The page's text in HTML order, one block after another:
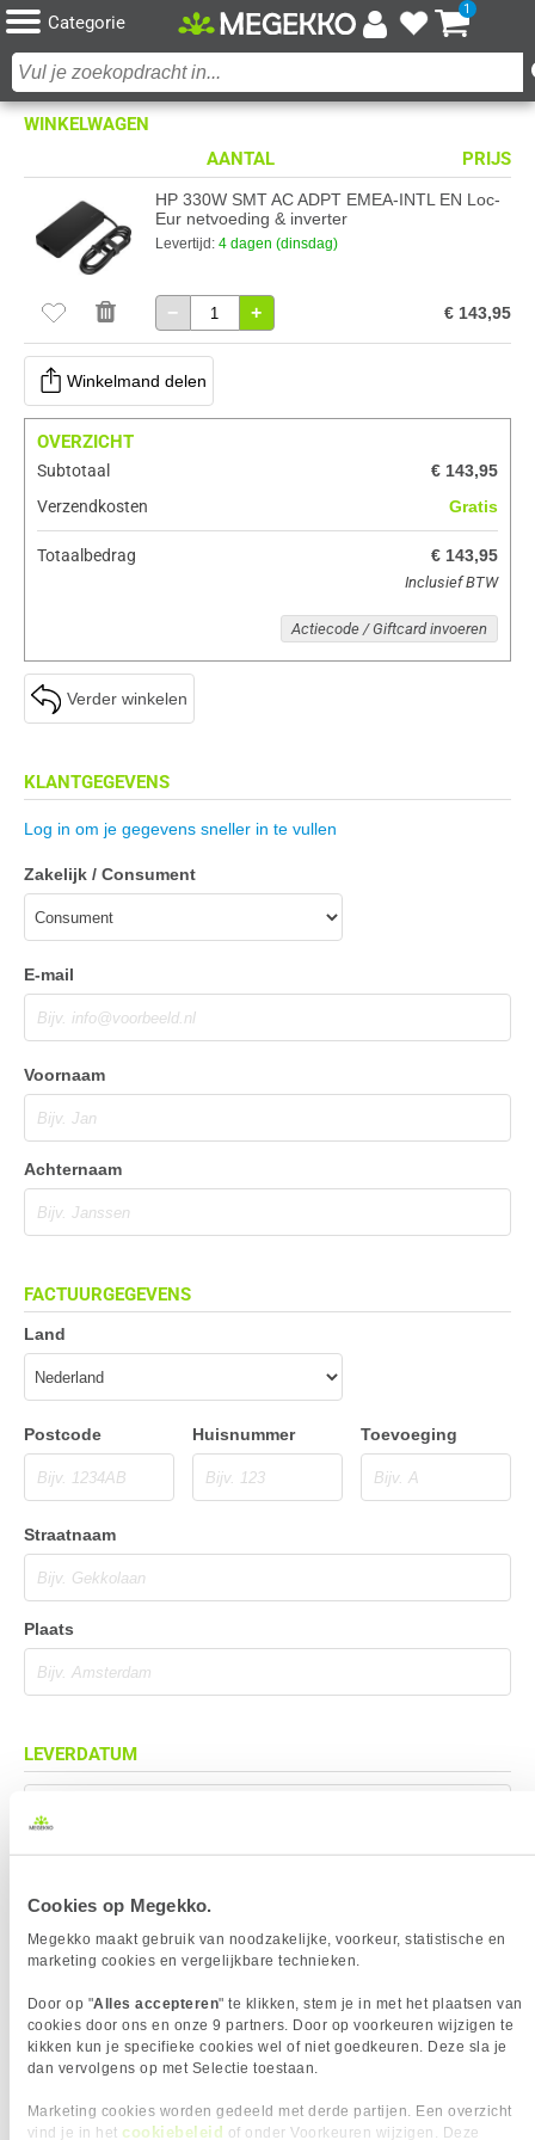
Cookies op Megekko.
Megekko maakt gebruik van noodzakelijke, voorkeur, statistische en
marketing cookies en vergelijkbare technieken.
Door op "Alles accepteren" te klikken, stem je in met het plaatsen van
cookies door ons en onze 9 partners. Door op voorkeuren wijzigen te
kikken kun je specifieke cookies wel of niet goedkeuren. Deze sla je
dan vervolgens op met Selectie toestaan.
Marketing cookies worden gedeeld met derde partijen. Een overzicht
vind je in het cookiebeleid of onder Voorkeuren wijzigen. Deze
Categorie
1
WINKELWAGEN
AANTAL
PRIJS
HP 330W SMT AC ADPT EMEA-INTL EN Loc-
Eur netvoeding & inverter
Levertijd: 4 dagen (dinsdag)
− + € 143,95
Winkelmand delen
Verder winkelen
OVERZICHT
Subtotaal
€ 143,95
Verzendkosten
Gratis
Totaalbedrag € 143,95
Inclusief BTW
Actiecode / Giftcard invoeren
KLANTGEGEVENS
Log in om je gegevens sneller in te vullen
Zakelijk / Consument
E-mail
Voornaam
Achternaam
FACTUURGEGEVENS
Land
Postcode Huisnummer Toevoeging
Straatnaam
Plaats
LEVERDATUM
Mag eerder geleverd worden (indien mogelijk)
BEZORGADRES
Bezorging op alternatief adres
Afhalen op PostNL afhaalpunt